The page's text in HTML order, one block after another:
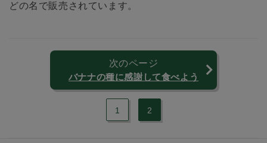
どの名で販売されています。
次のページ
バナナの種に感謝して食べよう
1 2